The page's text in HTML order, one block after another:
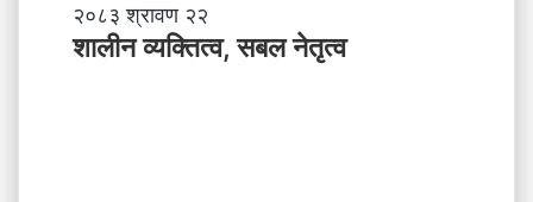
शा
ली
न
२०८३ श्रावण २२
शालीन व्यक्तित्व, सबल नेतृत्व